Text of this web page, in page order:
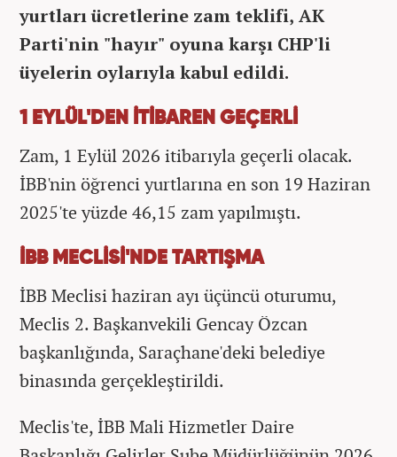
yurtları ücretlerine zam teklifi, AK
Parti'nin "hayır" oyuna karşı CHP'li
üyelerin oylarıyla kabul edildi.
1 EYLÜL'DEN İTİBAREN GEÇERLİ
Zam, 1 Eylül 2026 itibarıyla geçerli olacak.
İBB'nin öğrenci yurtlarına en son 19 Haziran
2025'te yüzde 46,15 zam yapılmıştı.
İBB MECLİSİ'NDE TARTIŞMA
İBB Meclisi haziran ayı üçüncü oturumu,
Meclis 2. Başkanvekili Gencay Özcan
başkanlığında, Saraçhane'deki belediye
binasında gerçekleştirildi.
Meclis'te, İBB Mali Hizmetler Daire